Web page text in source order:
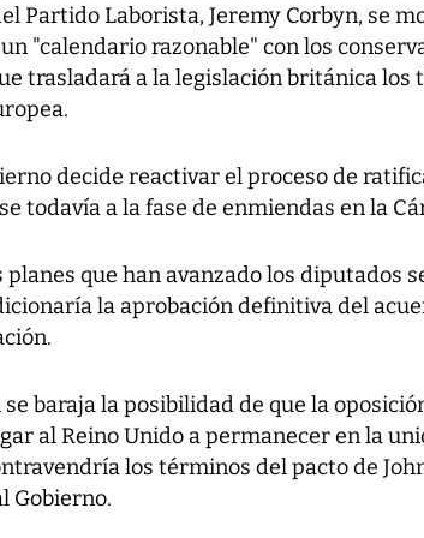
Partido Laborista, Jeremy Corbyn, se
"calendario razonable" con los
trasladará a la legislación británica los
decide reactivar el proceso de
todavía a la fase de enmiendas en la
planes que han avanzado los diputados
la aprobación definitiva del
se baraja la posibilidad de que la
al Reino Unido a permanecer en la
los términos del pacto de
Gobierno.